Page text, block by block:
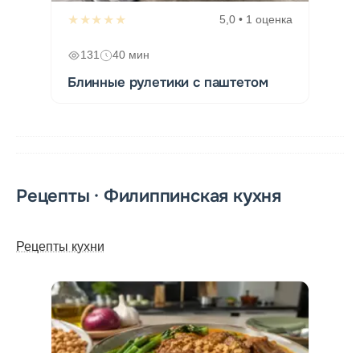
★★★★★ 5,0 • 1 оценка
131 40 мин
Блинные рулетики с паштетом
Рецепты · Филиппинская кухня
Рецепты кухни